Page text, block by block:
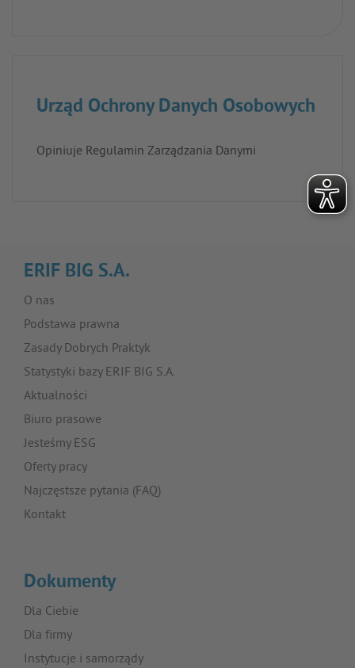
Urząd Ochrony Danych Osobowych
Opiniuje Regulamin Zarządzania Danymi
ERIF BIG S.A.
O nas
Podstawa prawna
Zasady Dobrych Praktyk
Statystyki bazy ERIF BIG S.A.
Aktualności
Biuro prasowe
Jesteśmy ESG
Oferty pracy
Najczęstsze pytania (FAQ)
Kontakt
Dokumenty
Dla Ciebie
Dla firmy
Instytucje i samorządy